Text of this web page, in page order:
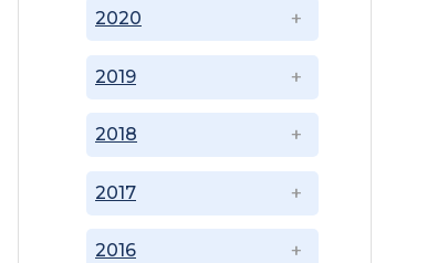
2016
2017
2018
2019
2020